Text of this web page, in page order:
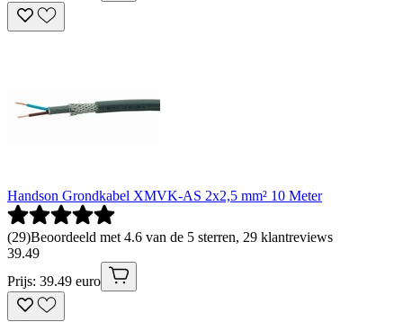
Handson Grondkabel XMVK-AS 2x2,5 mm² 10 Meter
(29)Beoordeeld met 4.6 van de 5 sterren, 29 klantreviews
39.49
Prijs: 39.49 euro